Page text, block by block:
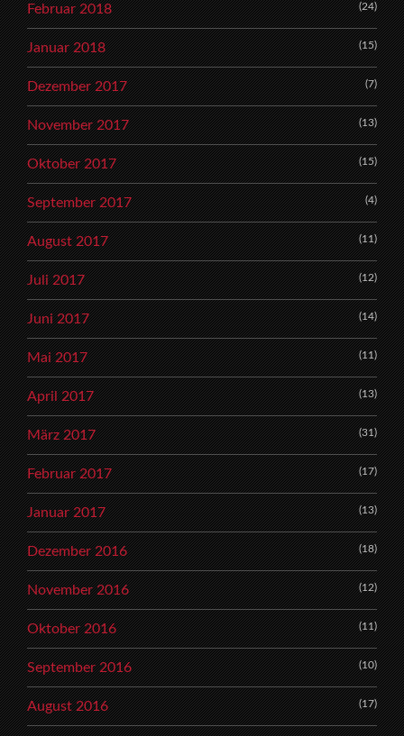
Februar 2018 (24)
Januar 2018 (15)
Dezember 2017 (7)
November 2017 (13)
Oktober 2017 (15)
September 2017 (4)
August 2017 (11)
Juli 2017 (12)
Juni 2017 (14)
Mai 2017 (11)
April 2017 (13)
März 2017 (31)
Februar 2017 (17)
Januar 2017 (13)
Dezember 2016 (18)
November 2016 (12)
Oktober 2016 (11)
September 2016 (10)
August 2016 (17)